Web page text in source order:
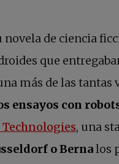
novela de ciencia
que
más de las
ensayos con
se
, una
o Bernalos